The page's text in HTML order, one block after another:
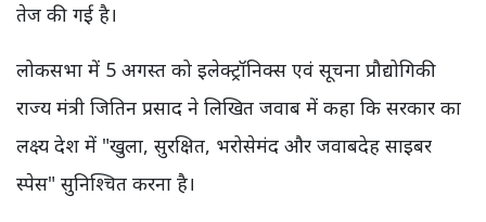
तेज की गई है।
लोकसभा में 5 अगस्त को इलेक्ट्रॉनिक्स एवं सूचना प्रौद्योगिकी
राज्य मंत्री जितिन प्रसाद ने लिखित जवाब में कहा कि सरकार का
लक्ष्य देश में "खुला, सुरक्षित, भरोसेमंद और जवाबदेह साइबर
स्पेस" सुनिश्चित करना है।